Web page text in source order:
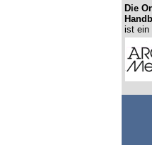
Die
ist ein